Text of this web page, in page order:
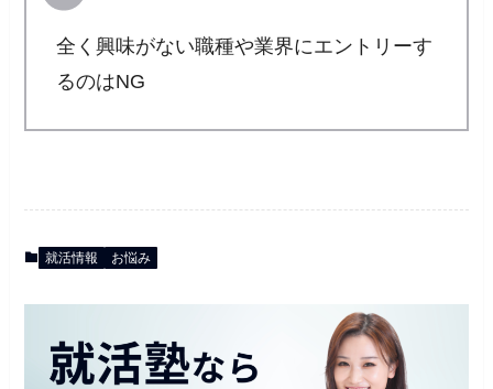
全く興味がない職種や業界にエントリーす
るのはNG
就活情報 お悩み